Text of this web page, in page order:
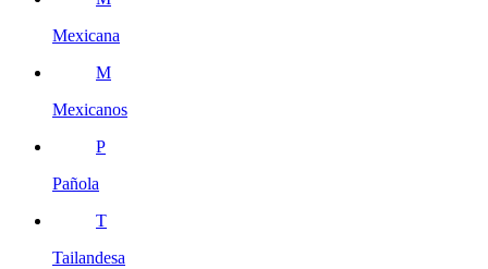
Mexicana
M
Mexicanos
P
Pañola
T
Tailandesa